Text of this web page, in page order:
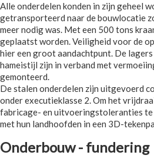
Alle onderdelen konden in zijn geheel
getransporteerd naar de bouwlocatie
meer nodig was. Met een 500 tons
geplaatst worden. Veiligheid voor de
hier een groot aandachtpunt. De lagers
hameistijl zijn in verband met
gemonteerd.
De stalen onderdelen zijn uitgevoerd
onder executieklasse 2. Om het
fabricage- en uitvoeringstoleranties te
met hun landhoofden in een 3D-
Onderbouw - fundering